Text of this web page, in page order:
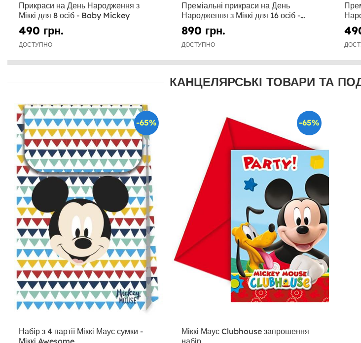
Прикраси на День Народження з
Міккі для 8 осіб - Baby Mickey
490 грн.
ДОСТУПНО
Преміальні прикраси на День
Народження з Міккі для 16 осіб -
Mickey Awesome
890 грн.
ДОСТУПНО
КАНЦЕЛЯРСЬКІ ТОВАРИ ТА
-65%
Набір з 4 партії Міккі Маус сумки -
Міккі Awesome
-65%
Міккі Маус Clubhouse запрошення
набір